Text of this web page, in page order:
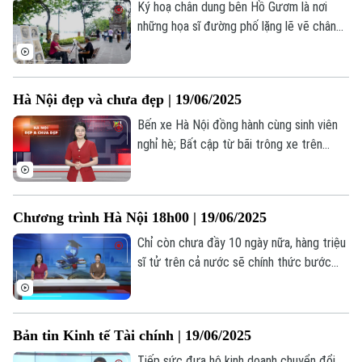
Golf
Sao
Điện ảnh
Thời trang
Âm nhạc
Ký hoạ chân dung bên Hồ Gươm là nơi
những họa sĩ đường phố lặng lẽ vẽ chân
Hà Nội đẹp và chưa đẹp | 19/06/2025
Bến xe Hà Nội đồng hành cùng sinh viên
nghỉ hè; Bất cập từ bãi trông xe trên
hôm nay.
Chương trình Hà Nội 18h00 | 19/06/2025
Chỉ còn chưa đầy 10 ngày nữa, hàng triệu
sĩ tử trên cả nước sẽ chính thức bước
Bản tin Kinh tế Tài chính | 19/06/2025